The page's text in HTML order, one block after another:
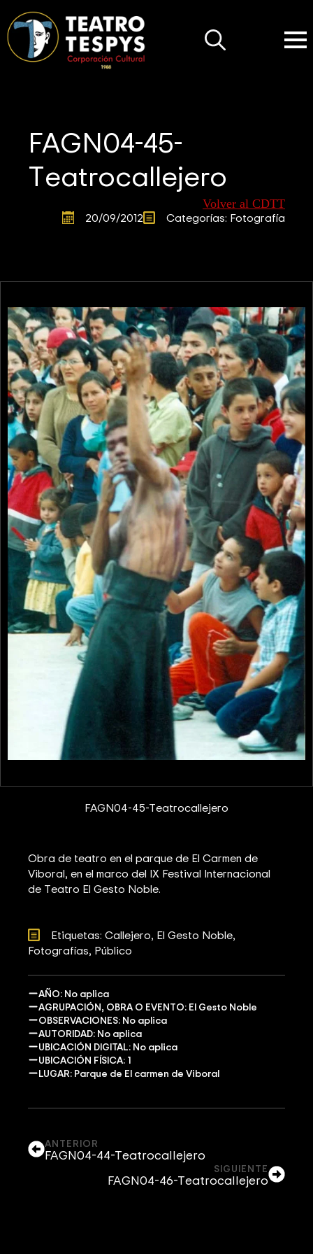
FAGN04-45-
Teatrocallejero
Volver al CDTT
20/09/2012 Categorías: Fotografía
FAGN04-45-Teatrocallejero
Obra de teatro en el parque de El Carmen de
Viboral, en el marco del IX Festival Internacional
de Teatro El Gesto Noble.
Etiquetas: Callejero El Gesto Noble
Fotografías Público
AÑO: No aplica
AGRUPACIÓN, OBRA O EVENTO: El Gesto Noble
OBSERVACIONES: No aplica
AUTORIDAD: No aplica
UBICACIÓN DIGITAL: No aplica
UBICACIÓN FÍSICA: 1
LUGAR: Parque de El carmen de Viboral
ANTERIOR
FAGN04-44-Teatrocallejero
SIGUIENTE
FAGN04-46-Teatrocallejero